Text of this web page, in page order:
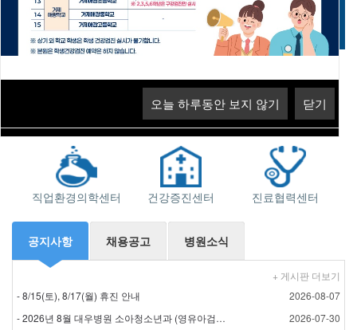
오늘 하루동안 보지 않기 닫기
오늘 하루동안 보지 않기
닫기
오늘 하루동안 보지 않기
닫기
소화기센터 근로자건강센터
직업환경의학센터 건강증진센터 진료협력센터
공지사항 채용공고 병원소식
+ 게시판 더보기
- 8/15(토), 8/17(월) 휴진 안내
2026-08-07
- 2026년 8월 대우병원 소아청소년과 (영유아검진) 검…
2026-07-30